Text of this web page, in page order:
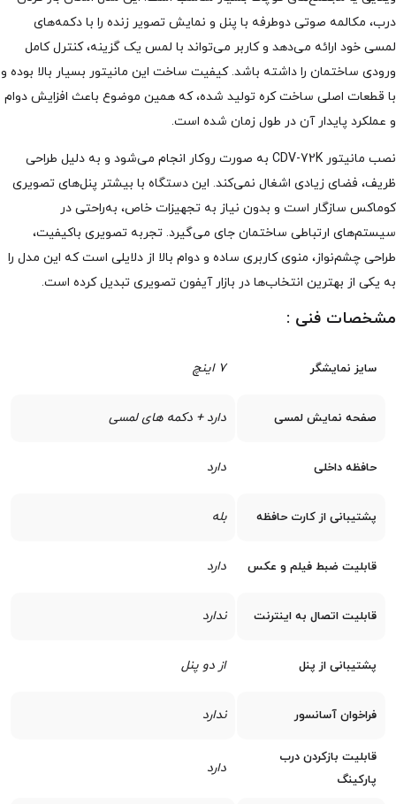
درب، مکالمه صوتی دوطرفه با پنل و نمایش تصویر زنده را با دکمه‌های
لمسی خود ارائه می‌دهد و کاربر می‌تواند با لمس یک گزینه، کنترل کامل
ورودی ساختمان را داشته باشد. کیفیت ساخت این مانیتور بسیار بالا بوده و
با قطعات اصلی ساخت کره تولید شده، که همین موضوع باعث افزایش دوام
و عملکرد پایدار آن در طول زمان شده است.
نصب مانیتور CDV-72K به صورت روکار انجام می‌شود و به دلیل طراحی
ظریف، فضای زیادی اشغال نمی‌کند. این دستگاه با بیشتر پنل‌های تصویری
کوماکس سازگار است و بدون نیاز به تجهیزات خاص، به‌راحتی در
سیستم‌های ارتباطی ساختمان جای می‌گیرد. تجربه تصویری باکیفیت،
طراحی چشم‌نواز، منوی کاربری ساده و دوام بالا از دلایلی است که این مدل را
به یکی از بهترین انتخاب‌ها در بازار آیفون تصویری تبدیل کرده است.
مشخصات فنی :
سایز نمایشگر 7 اینچ
صفحه نمایش لمسی دارد + دکمه های لمسی
حافظه داخلی دارد
پشتیبانی از کارت حافظه بله
قابلیت ضبط فیلم و عکس دارد
قابلیت اتصال به اینترنت ندارد
پشتیبانی از پنل از دو پنل
فراخوان آسانسور ندارد
قابلیت بازکردن درب
پارکینگ
دارد